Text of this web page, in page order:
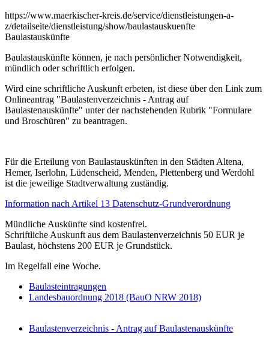
https://www.maerkischer-kreis.de/service/dienstleistungen-a-
z/detailseite/dienstleistung/show/baulastauskuenfte
Baulastauskünfte
Baulastauskünfte können, je nach persönlicher Notwendigkeit,
mündlich oder schriftlich erfolgen.
Wird eine schriftliche Auskunft erbeten, ist diese über den Link zum
Onlineantrag "Baulastenverzeichnis - Antrag auf
Baulastenauskünfte" unter der nachstehenden Rubrik "Formulare
und Broschüren" zu beantragen.
Für die Erteilung von Baulastauskünften in den Städten Altena,
Hemer, Iserlohn, Lüdenscheid, Menden, Plettenberg und Werdohl
ist die jeweilige Stadtverwaltung zuständig.
Information nach Artikel 13 Datenschutz-Grundverordnung
Mündliche Auskünfte sind kostenfrei.
Schriftliche Auskunft aus dem Baulastenverzeichnis 50 EUR je
Baulast, höchstens 200 EUR je Grundstück.
Im Regelfall eine Woche.
Baulasteintragungen
Landesbauordnung 2018 (BauO NRW 2018)
Baulastenverzeichnis - Antrag auf Baulastenauskünfte